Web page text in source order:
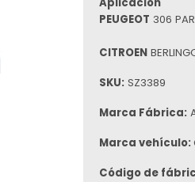
PEUGEOT 306
CITROEN
SKU: SZ3389
Marca Fábrica:
Marca vehículo:
Código de